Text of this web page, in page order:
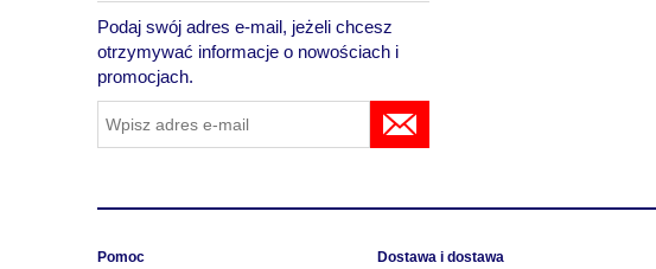
Podaj swój adres e-mail, jeżeli chcesz
otrzymywać informacje o nowościach i
promocjach.
Pomoc Dostawa i dostawa